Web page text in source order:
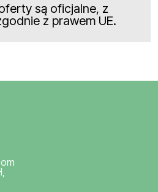
są oficjalne, z
z prawem UE.